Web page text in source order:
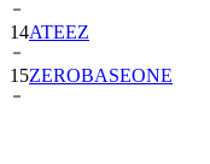
14ATEEZ
15ZEROBASEONE